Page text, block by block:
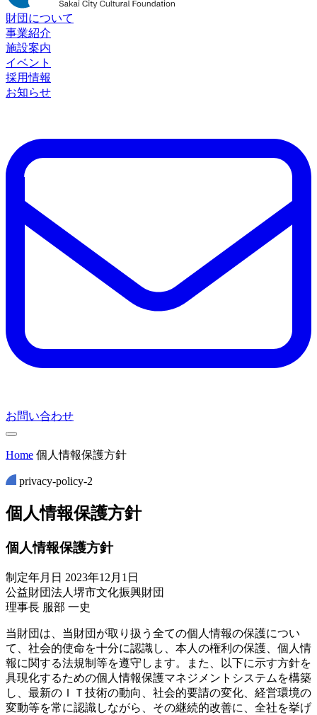
財団について
事業紹介
施設案内
イベント
採用情報
お知らせ
お問い合わせ
Home 個人情報保護方針
privacy-policy-2
個 人情報保護方針
個人情報保護方針
制定年月日 2023年12月1日
公益財団法人堺市文化振興財団
理事長 服部 一史
当財団は、当財団が取り扱う全ての個人情報の保護につい
て、社会的使命を十分に認識し、本人の権利の保護、個人情
報に関する法規制等を遵守します。また、以下に示す方針を
具現化するための個人情報保護マネジメントシステムを構築
し、最新のＩＴ技術の動向、社会的要請の変化、経営環境の
変動等を常に認識しながら、その継続的改善に、全社を挙げ